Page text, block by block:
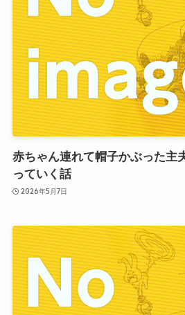
赤ちゃん連れて帽子かぶった主
っていく話
2026年5月7日